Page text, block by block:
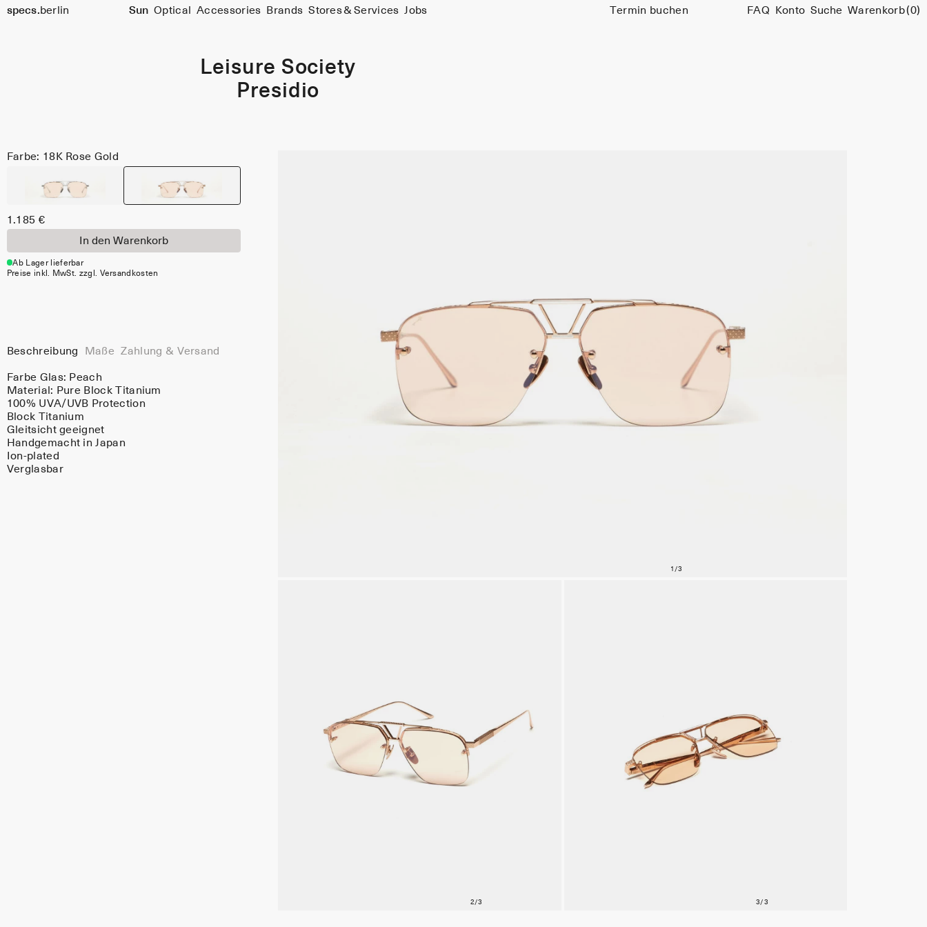
specs. berlin Sun Optical Accessories Brands Stores & Services Jobs Termin buchen FAQ Konto Suche Warenkorb(0)
Leisure Society
Presidio
Farbe: 18K Rose Gold
1.185 €
In den Warenkorb
Ab Lager lieferbar
Preise inkl. MwSt. zzgl. Versandkosten
Beschreibung Maße Zahlung & Versand
Farbe Glas: Peach
Material: Pure Block Titanium
100% UVA/UVB Protection
Block Titanium
Gleitsicht geeignet
Handgemacht in Japan
Ion-plated
Verglasbar